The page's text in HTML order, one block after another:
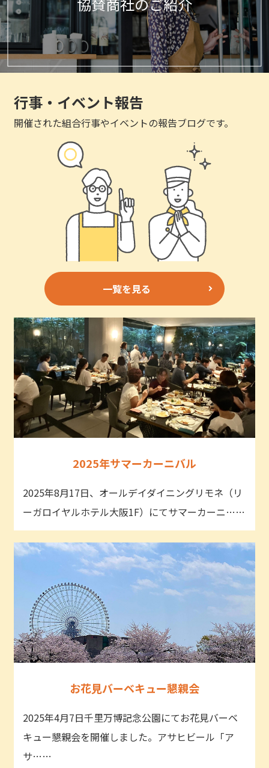
行事・イベント報告
開催された組合行事やイベントの報告ブログです。
一覧を見る
2025年サマーカーニバル
2025年8月17日、オールデイダイニングリモネ（リ
ーガロイヤルホテル大阪1F）にてサマーカーニ……
お花見バーベキュー懇親会
2025年4月7日千里万博記念公園にてお花見バーベ
キュー懇親会を開催しました。アサヒビール「ア
サ……